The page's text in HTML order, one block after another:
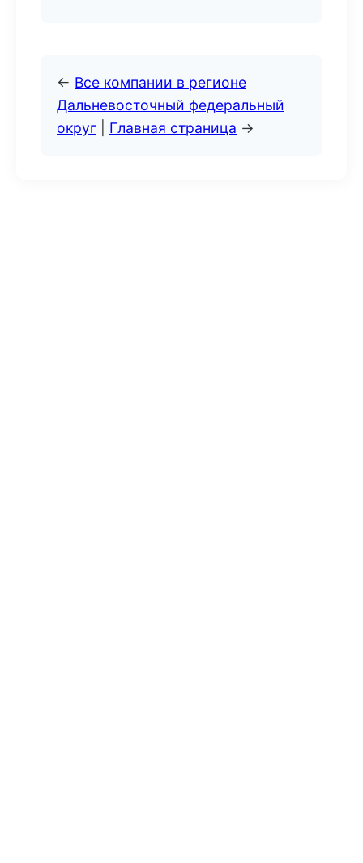
← Все компании в регионе
Дальневосточный федеральный
округ
Главная страница →